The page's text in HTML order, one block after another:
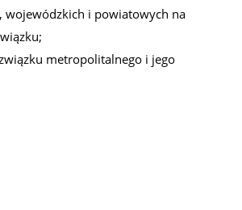
wojewódzkich i powiatowych na
metropolitalnego i jego